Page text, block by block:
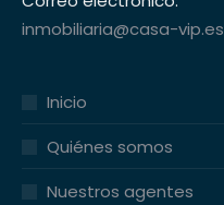
inmobiliaria@casa-vip.es
Inicio
Quiénes somos
Nuestros agentes